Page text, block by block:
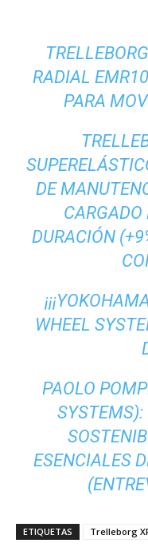
RADIAL
PARA
DE
DURACIÓN
WHEEL
PAOLO
SYSTEMS):
ESENCIALES
ETIQUETAS Trelleborg